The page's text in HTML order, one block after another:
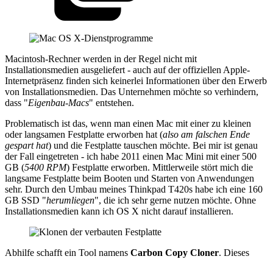
Macintosh-Rechner werden in der Regel nicht mit
Installationsmedien ausgeliefert - auch auf der offiziellen Apple-
Internetpräsenz finden sich keinerlei Informationen über den Erwerb
von Installationsmedien. Das Unternehmen möchte so verhindern,
dass "Eigenbau-Macs" entstehen.
Problematisch ist das, wenn man einen Mac mit einer zu kleinen
oder langsamen Festplatte erworben hat (also am falschen Ende
gespart hat) und die Festplatte tauschen möchte. Bei mir ist genau
der Fall eingetreten - ich habe 2011 einen Mac Mini mit einer 500
GB (5400 RPM) Festplatte erworben. Mittlerweile stört mich die
langsame Festplatte beim Booten und Starten von Anwendungen
sehr. Durch den Umbau meines Thinkpad T420s habe ich eine 160
GB SSD "herumliegen", die ich sehr gerne nutzen möchte. Ohne
Installationsmedien kann ich OS X nicht darauf installieren.
Abhilfe schafft ein Tool namens Carbon Copy Cloner. Dieses